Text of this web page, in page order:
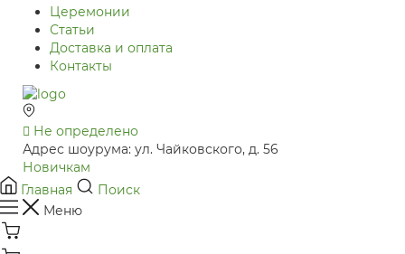
Церемонии
Статьи
Доставка и оплата
Контакты
Не определено
Адрес шоурума: ул. Чайковского, д. 56
Новичкам
Главная
Поиск
Меню